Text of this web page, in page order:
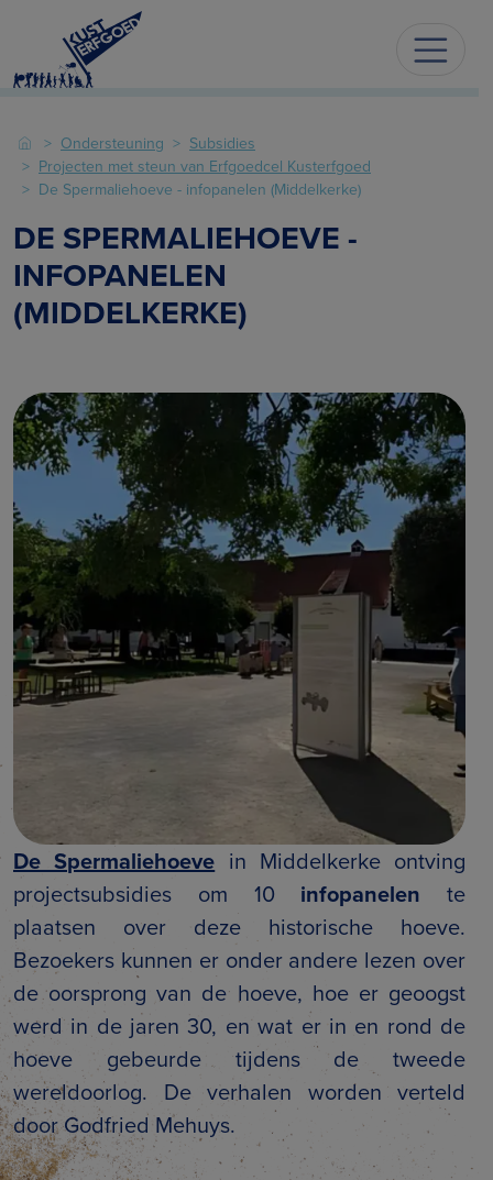
Ondersteuning
Subsidies
Projecten met steun van Erfgoedcel Kusterfgoed
De Spermaliehoeve - infopanelen (Middelkerke)
DE SPERMALIEHOEVE -
INFOPANELEN
(MIDDELKERKE)
De Spermaliehoeve in Middelkerke ontving
projectsubsidies om 10 infopanelen te
plaatsen over deze historische hoeve.
Bezoekers kunnen er onder andere lezen over
de oorsprong van de hoeve, hoe er geoogst
werd in de jaren 30, en wat er in en rond de
hoeve gebeurde tijdens de tweede
wereldoorlog. De verhalen worden verteld
door Godfried Mehuys.